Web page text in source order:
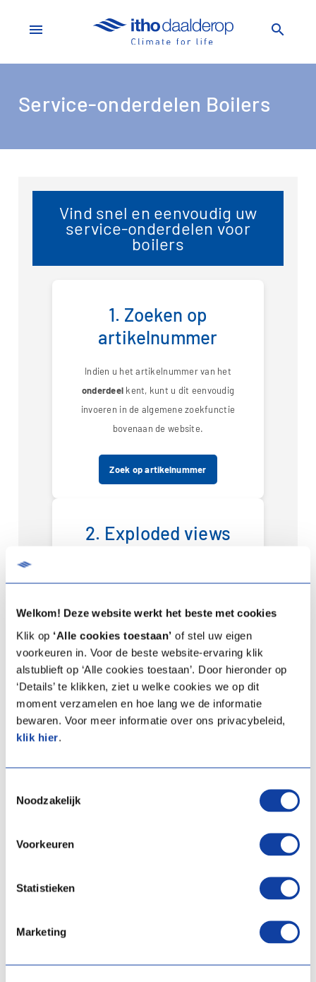
Welkom! Deze website werkt het beste met cookies
Klik op ‘Alle cookies toestaan’ of stel uw eigen
voorkeuren in. Voor de beste website-ervaring klik
alstublieft op ‘Alle cookies toestaan’. Door hieronder op
‘Details’ te klikken, ziet u welke cookies we op dit
moment verzamelen en hoe lang we de informatie
bewaren. Voor meer informatie over ons privacybeleid,
klik hier.
Noodzakelijk
Voorkeuren
Statistieken
Marketing
menu search
Service-onderdelen Boilers
Vind snel en eenvoudig uw
service-onderdelen voor
boilers
1. Zoeken op
artikelnummer
Indien u het artikelnummer van het
onderdeel kent, kunt u dit eenvoudig
invoeren in de algemene zoekfunctie
bovenaan de website.
Zoek op artikelnummer
2. Exploded views
views van al onze boilers. Hier kunt u
Bekijk exploded views
Bekijk dan onze totaaloverzichtspagina met
Bestellen